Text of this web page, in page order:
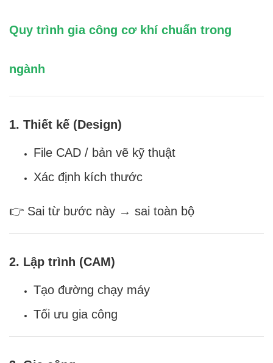
Quy trình gia công cơ khí chuẩn trong
ngành
1. Thiết kế (Design)
File CAD / bản vẽ kỹ thuật
Xác định kích thước
👉 Sai từ bước này → sai toàn bộ
2. Lập trình (CAM)
Tạo đường chạy máy
Tối ưu gia công